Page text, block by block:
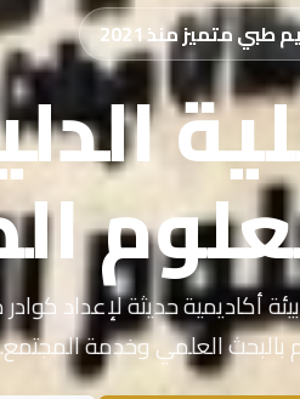
طبي متميز منذ 2021
أكاديمية حديثة لإعداد
بالبحث العلمي وخدمة المجتمع.